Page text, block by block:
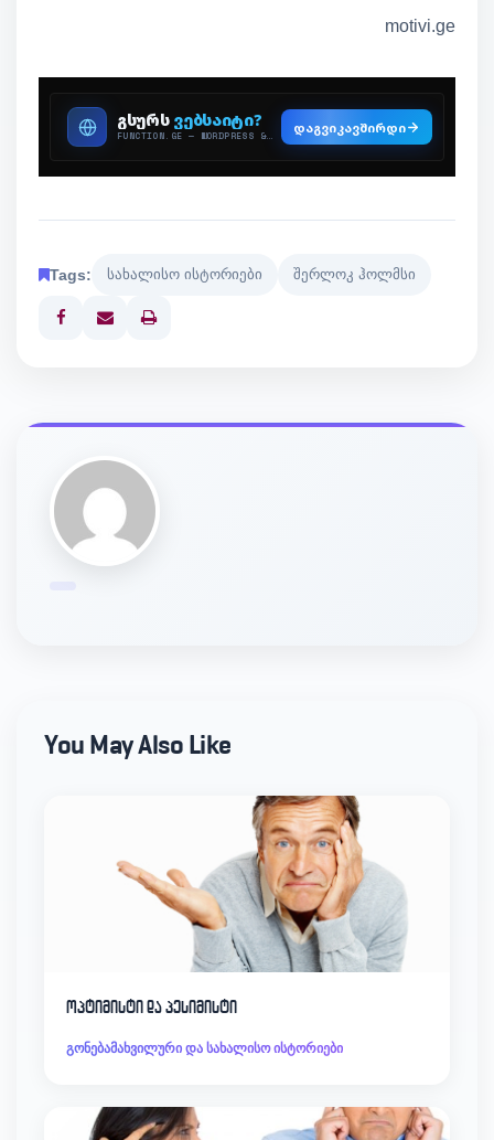
motivi.ge
Tags: სახალისო ისტორიები შერლოკ ჰოლმსი
Print
You May Also Like
ოპტიმისტი და პესიმისტი
გონებამახვილური და სახალისო ისტორიები